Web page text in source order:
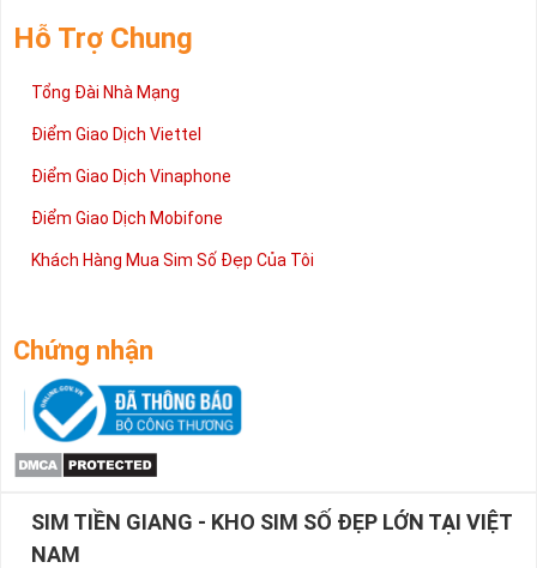
Hỗ Trợ Chung
Tổng Đài Nhà Mạng
Điểm Giao Dịch Viettel
Điểm Giao Dịch Vinaphone
Điểm Giao Dịch Mobifone
Khách Hàng Mua Sim Số Đẹp Của Tôi
Chứng nhận
SIM TIỀN GIANG - KHO SIM SỐ ĐẸP LỚN TẠI VIỆT
NAM